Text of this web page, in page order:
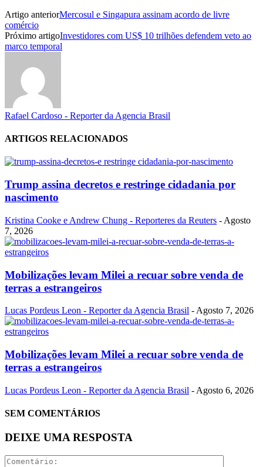
Artigo anteriorMercosul e Singapura assinam acordo de livre
comércio
Próximo artigoInvestidores com US$ 10 trilhões defendem veto ao
marco temporal
Rafael Cardoso - Reporter da Agencia Brasil
ARTIGOS RELACIONADOS
Trump assina decretos e restringe cidadania por
nascimento
Kristina Cooke e Andrew Chung - Reporteres da Reuters - Agosto
7, 2026
Mobilizações levam Milei a recuar sobre venda de
terras a estrangeiros
Lucas Pordeus Leon - Reporter da Agencia Brasil - Agosto 7, 2026
Mobilizações levam Milei a recuar sobre venda de
terras a estrangeiros
Lucas Pordeus Leon - Reporter da Agencia Brasil - Agosto 6, 2026
SEM COMENTÁRIOS
DEIXE UMA RESPOSTA